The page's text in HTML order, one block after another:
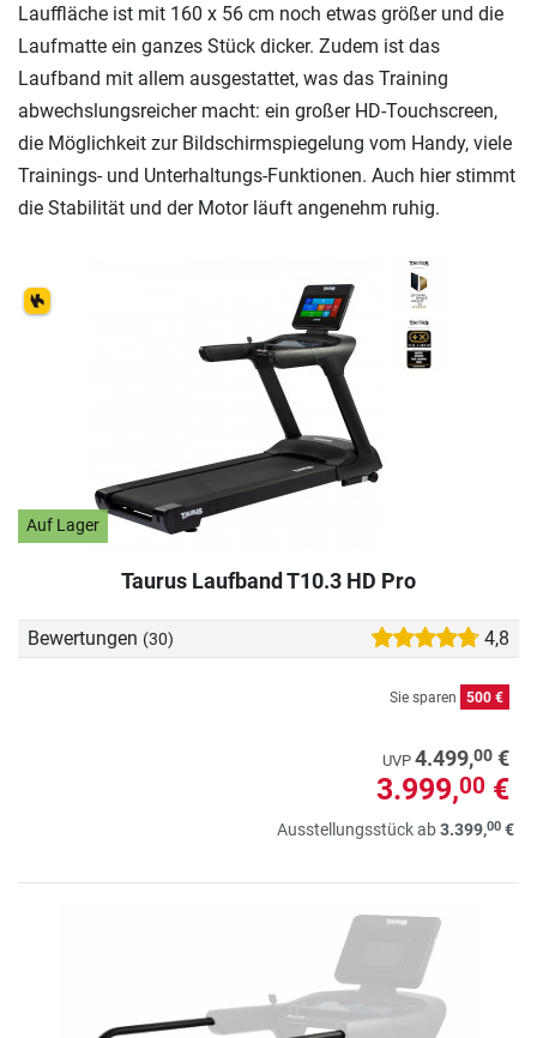
Auf Lager
Taurus Laufband T10.3 HD Pro
Bewertungen (30) 4,8
Sie sparen 500 €
UVP 4.499,00 €
3.999,00 €
Ausstellungsstück ab3.399,00 €
Lauffläche ist mit 160 x 56 cm noch etwas größer und die
Laufmatte ein ganzes Stück dicker. Zudem ist das
Laufband mit allem ausgestattet, was das Training
abwechslungsreicher macht: ein großer HD-Touchscreen,
die Möglichkeit zur Bildschirmspiegelung vom Handy, viele
Trainings- und Unterhaltungs-Funktionen. Auch hier stimmt
die Stabilität und der Motor läuft angenehm ruhig.